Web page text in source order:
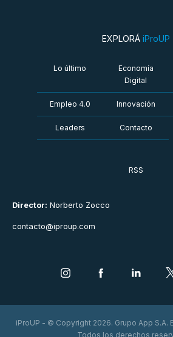
Director: Norberto Zocco
contacto@iproup.com
EXPLORÁ iProUP
Lo último
Economía
Digital
Empleo 4.0 Innovación
Leaders Contacto
RSS
iProUP - © Copyright 2026. Grupo App S.A.
Todos los derechos